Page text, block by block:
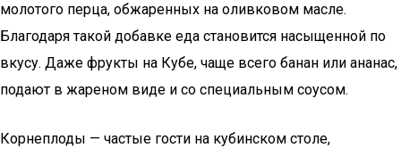
молотого перца, обжаренных на оливковом масле.
Благодаря такой добавке еда становится насыщенной по
вкусу. Даже фрукты на Кубе, чаще всего банан или ананас,
подают в жареном виде и со специальным соусом.
Корнеплоды — частые гости на кубинском столе,